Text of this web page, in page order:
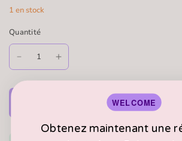
1 en stock
Quantité
Ajouter au panier
WELCOME
Obtenez maintenant une